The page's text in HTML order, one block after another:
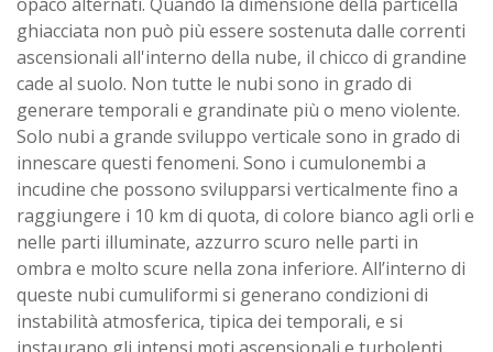
ghiacciata non può più essere sostenuta dalle correnti
ascensionali all'interno della nube, il chicco di grandine
cade al suolo. Non tutte le nubi sono in grado di
generare temporali e grandinate più o meno violente.
Solo nubi a grande sviluppo verticale sono in grado di
innescare questi fenomeni. Sono i cumulonembi a
incudine che possono svilupparsi verticalmente fino a
raggiungere i 10 km di quota, di colore bianco agli orli e
nelle parti illuminate, azzurro scuro nelle parti in
ombra e molto scure nella zona inferiore. All’interno di
queste nubi cumuliformi si generano condizioni di
instabilità atmosferica, tipica dei temporali, e si